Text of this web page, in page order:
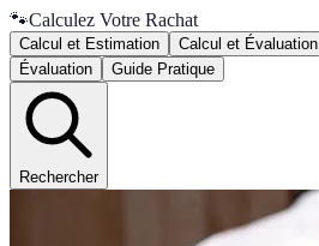
🐾Calculez Votre Rachat
Calcul et Estimation Calcul et Évaluation
Évaluation
Guide Pratique
Rechercher